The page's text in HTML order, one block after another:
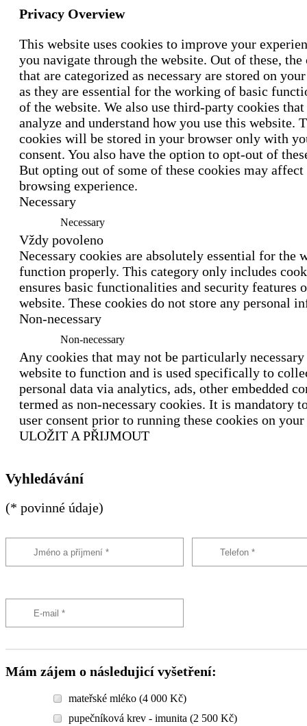
Privacy Overview
This website uses cookies to improve your
you navigate through the website. Out of these, the
that are categorized as necessary are stored on
as they are essential for the working of basic
of the website. We also use third-party cookies that
analyze and understand how you use this website.
cookies will be stored in your browser only with
consent. You also have the option to opt-out of
But opting out of some of these cookies may
browsing experience.
Necessary
Necessary
Vždy povoleno
Necessary cookies are absolutely essential for the
function properly. This category only includes
ensures basic functionalities and security features
website. These cookies do not store any personal
Non-necessary
Non-necessary
Any cookies that may not be particularly
website to function and is used specifically to
personal data via analytics, ads, other embedded
termed as non-necessary cookies. It is mandatory
user consent prior to running these cookies on
ULOŽIT A PŘIJMOUT
Vyhledávání
(* povinné údaje)
Mám zájem o následujicí vyšetření:
mateřské mléko (4 000 Kč)
pupečníková krev - imunita (2 500 Kč)